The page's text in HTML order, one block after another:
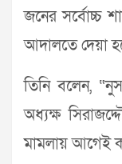
জনের সর্বোচ্চ
আদালতে দেয়া
তিনি বলেন,
অধ্যক্ষ
মামলায় আগেই